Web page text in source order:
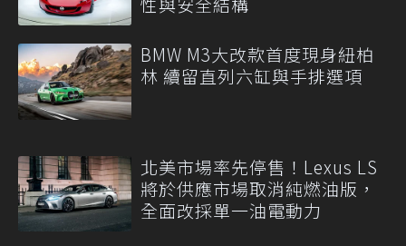
BMW M3大改款首度現身紐柏
林 續留直列六缸與手排選項
北美市場率先停售！Lexus LS
將於供應市場取消純燃油版，
全面改採單一油電動力